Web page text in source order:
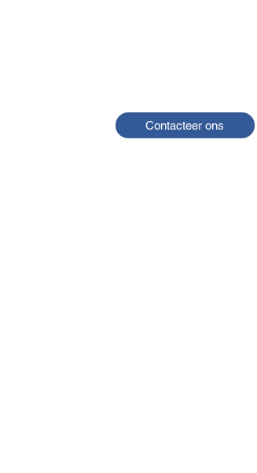
Contacteer ons